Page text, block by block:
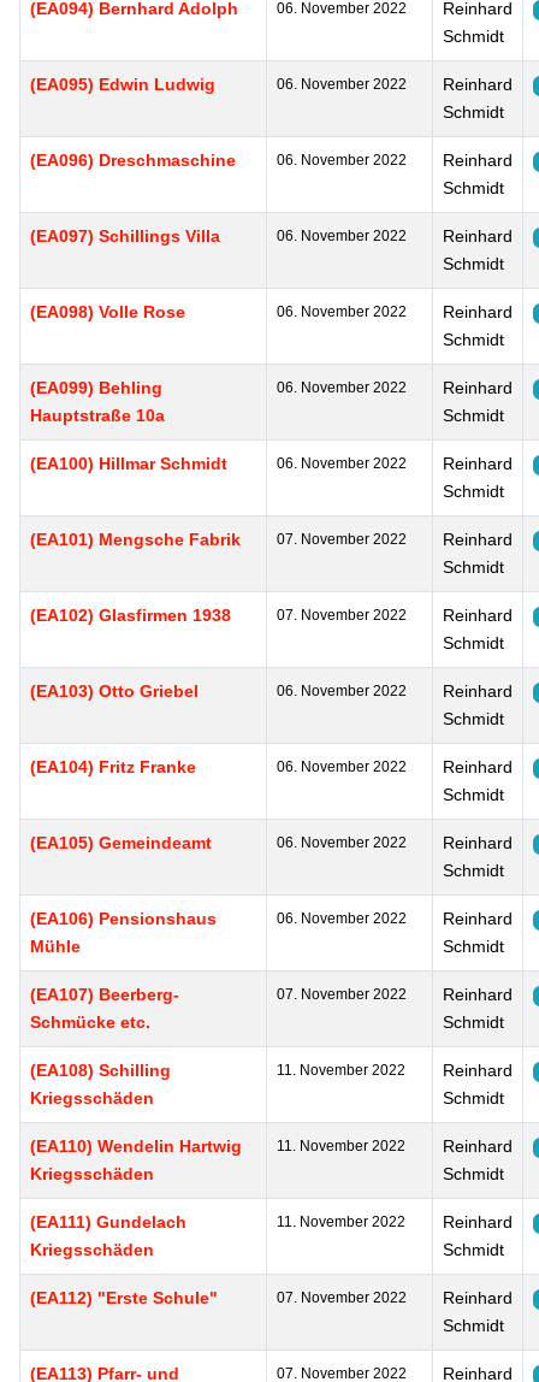
(EA094) Bernhard Adolph 06. November 2022
Reinhard
Schmidt
(EA095) Edwin Ludwig 06. November 2022
Reinhard
Schmidt
(EA096) Dreschmaschine 06. November 2022
Reinhard
Schmidt
(EA097) Schillings Villa 06. November 2022
Reinhard
Schmidt
(EA098) Volle Rose 06. November 2022
Reinhard
Schmidt
(EA099) Behling
Hauptstraße 10a
06. November 2022
Reinhard
Schmidt
(EA100) Hillmar Schmidt 06. November 2022
Reinhard
Schmidt
(EA101) Mengsche Fabrik 07. November 2022
Reinhard
Schmidt
(EA102) Glasfirmen 1938 07. November 2022
Reinhard
Schmidt
(EA103) Otto Griebel 06. November 2022
Reinhard
Schmidt
(EA104) Fritz Franke 06. November 2022
Reinhard
Schmidt
(EA105) Gemeindeamt 06. November 2022
Reinhard
Schmidt
(EA106) Pensionshaus
Mühle
06. November 2022
Reinhard
Schmidt
(EA107) Beerberg-
Schmücke etc.
07. November 2022
Reinhard
Schmidt
(EA108) Schilling
Kriegsschäden
11. November 2022
Reinhard
Schmidt
(EA110) Wendelin Hartwig
Kriegsschäden
11. November 2022
Reinhard
Schmidt
(EA111) Gundelach
Kriegsschäden
11. November 2022
Reinhard
Schmidt
(EA112) "Erste Schule" 07. November 2022
Reinhard
Schmidt
(EA113) Pfarr- und 07. November 2022 Reinhard